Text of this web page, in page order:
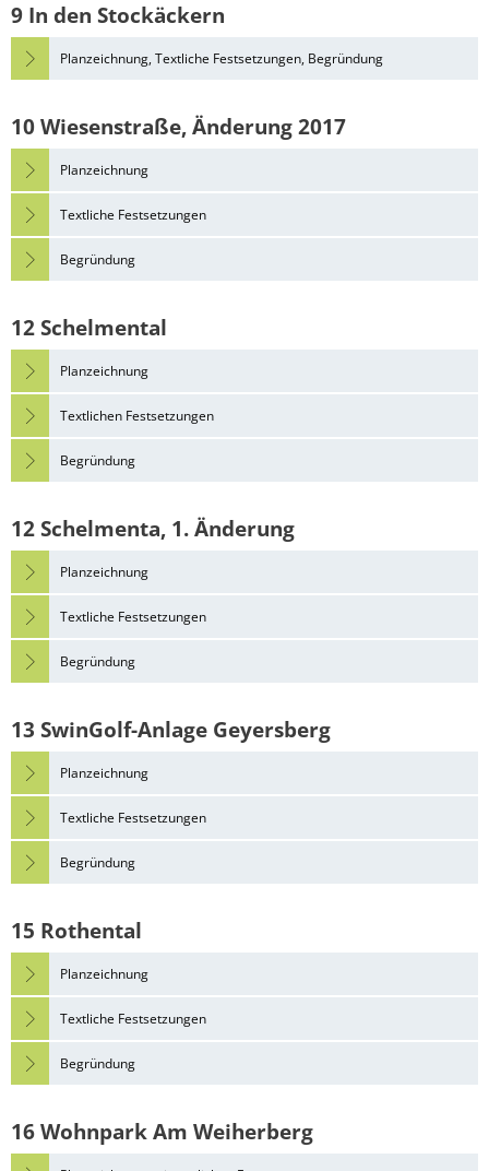
9 In den Stockäckern
Planzeichnung, Textliche Festsetzungen, Begründung
10 Wiesenstraße, Änderung 2017
Planzeichnung
Textliche Festsetzungen
Begründung
12 Schelmental
Planzeichnung
Textlichen Festsetzungen
Begründung
12 Schelmenta, 1. Änderung
Planzeichnung
Textliche Festsetzungen
Begründung
13 SwinGolf-Anlage Geyersberg
Planzeichnung
Textliche Festsetzungen
Begründung
15 Rothental
Planzeichnung
Textliche Festsetzungen
Begründung
16 Wohnpark Am Weiherberg